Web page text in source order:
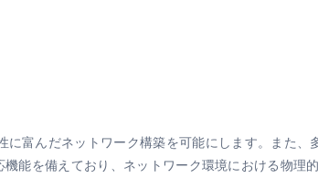
富んだネットワーク構築を可能にします。また、
を備えており、ネットワーク環境における物理